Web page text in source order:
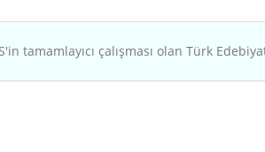
tamamlayıcı çalışması olan Türk